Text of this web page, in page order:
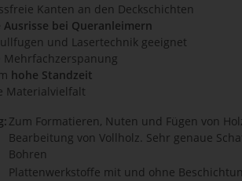
Kanten an den Deckschichten
Ausrisse bei Queranleimern
und Lasertechnik geeignet
Mehrfachzerspanung
hohe Standzeit
Materialvielfalt
Zum Formatieren, Nuten und Fügen von
Bearbeitung von Vollholz. Sehr genaue
Bohren
Plattenwerkstoffe mit und ohne